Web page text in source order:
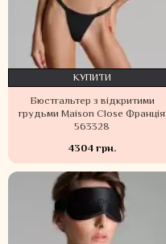
Бюстгальтер з відкритими
грудьми Maison Close Франція
563328
4304 грн.
КУПИТИ